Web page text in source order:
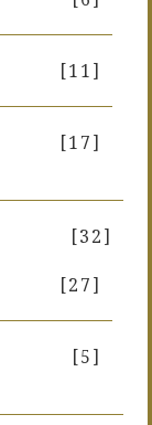
[11]
[17]
[32]
[27]
[5]